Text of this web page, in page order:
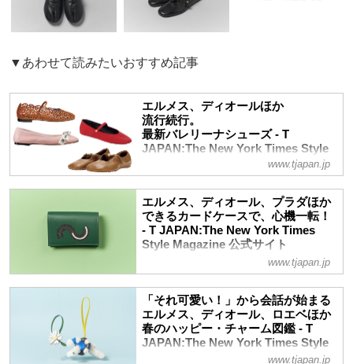
▼あわせて読みたいおすすめ記事
エルメス、ディオールほか
流行続行。
最新バレリーナシューズ - T
JAPAN:The New York Times Style
フラットシューズを4ブランドからご紹介
www.tjapan.jp
エルメス、ディオール、プラダほか
できるカードケースで、心機一転！
- T JAPAN:The New York Times
Style Magazine 公式サイト
様々なカード類を入れたり、名刺を入れた
をスムーズに進めるための重要アイテム。
新しい季節、カードケースも一新して臨み
たい
www.tjapan.jp
「それ可愛い！」から会話が始まる
エルメス、ディオール、ロエベほか
春のハッピー・チャーム図鑑 - T
JAPAN:The New York Times Style
www.tjapan.jp